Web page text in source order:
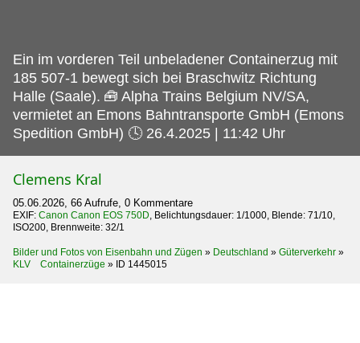
Ein im vorderen Teil unbeladener Containerzug mit
185 507-1 bewegt sich bei Braschwitz Richtung
Halle (Saale). 🧰 Alpha Trains Belgium NV/SA,
vermietet an Emons Bahntransporte GmbH (Emons
Spedition GmbH) 🕓 26.4.2025 | 11:42 Uhr
Clemens Kral
05.06.2026, 66 Aufrufe, 0 Kommentare
EXIF: Canon Canon EOS 750D, Belichtungsdauer: 1/1000, Blende: 71/10,
ISO200, Brennweite: 32/1
Bilder und Fotos von Eisenbahn und Zügen » Deutschland » Güterverkehr »
KLV Containerzüge » ID 1445015